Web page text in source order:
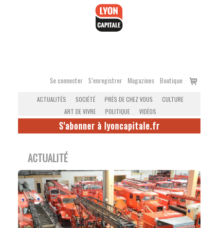
Se connecter S’enregistrer Magazines Boutique
Voir
ACTUALITÉS SOCIÉTÉ PRÈS DE CHEZ VOUS
CULTURE
ART DE VIVRE
POLITIQUE VIDÉOS
S'abonner à lyoncapitale.fr
ACTUALITÉ